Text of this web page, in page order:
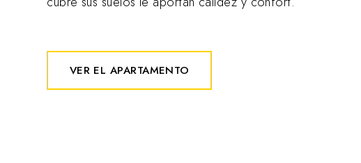
VER EL APARTAMENTO